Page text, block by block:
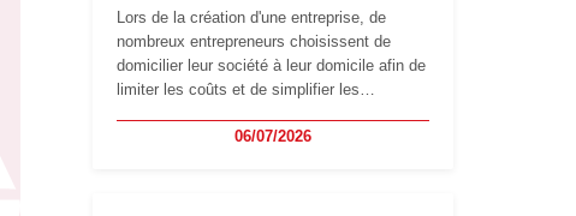
Lors de la création d'une entreprise, de
nombreux entrepreneurs choisissent de
domicilier leur société à leur domicile afin de
limiter les coûts et de simplifier les
l'activité, cette solution peut rapidement
06/07/2026